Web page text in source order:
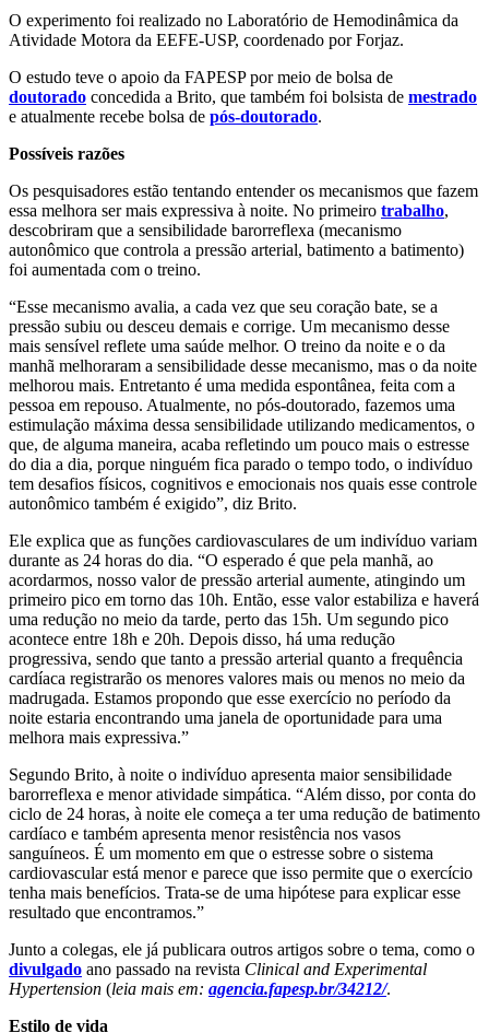
O experimento foi realizado no Laboratório de Hemodinâmica da
Atividade Motora da EEFE-USP, coordenado por Forjaz.
O estudo teve o apoio da FAPESP por meio de bolsa de
doutorado concedida a Brito, que também foi bolsista de mestrado
e atualmente recebe bolsa de pós-doutorado.
Possíveis razões
Os pesquisadores estão tentando entender os mecanismos que fazem
essa melhora ser mais expressiva à noite. No primeiro trabalho,
descobriram que a sensibilidade barorreflexa (mecanismo
autonômico que controla a pressão arterial, batimento a batimento)
foi aumentada com o treino.
“Esse mecanismo avalia, a cada vez que seu coração bate, se a
pressão subiu ou desceu demais e corrige. Um mecanismo desse
mais sensível reflete uma saúde melhor. O treino da noite e o da
manhã melhoraram a sensibilidade desse mecanismo, mas o da noite
melhorou mais. Entretanto é uma medida espontânea, feita com a
pessoa em repouso. Atualmente, no pós-doutorado, fazemos uma
estimulação máxima dessa sensibilidade utilizando medicamentos, o
que, de alguma maneira, acaba refletindo um pouco mais o estresse
do dia a dia, porque ninguém fica parado o tempo todo, o indivíduo
tem desafios físicos, cognitivos e emocionais nos quais esse controle
autonômico também é exigido”, diz Brito.
Ele explica que as funções cardiovasculares de um indivíduo variam
durante as 24 horas do dia. “O esperado é que pela manhã, ao
acordarmos, nosso valor de pressão arterial aumente, atingindo um
primeiro pico em torno das 10h. Então, esse valor estabiliza e haverá
uma redução no meio da tarde, perto das 15h. Um segundo pico
acontece entre 18h e 20h. Depois disso, há uma redução
progressiva, sendo que tanto a pressão arterial quanto a frequência
cardíaca registrarão os menores valores mais ou menos no meio da
madrugada. Estamos propondo que esse exercício no período da
noite estaria encontrando uma janela de oportunidade para uma
melhora mais expressiva.”
Segundo Brito, à noite o indivíduo apresenta maior sensibilidade
barorreflexa e menor atividade simpática. “Além disso, por conta do
ciclo de 24 horas, à noite ele começa a ter uma redução de batimento
cardíaco e também apresenta menor resistência nos vasos
sanguíneos. É um momento em que o estresse sobre o sistema
cardiovascular está menor e parece que isso permite que o exercício
tenha mais benefícios. Trata-se de uma hipótese para explicar esse
resultado que encontramos.”
Junto a colegas, ele já publicara outros artigos sobre o tema, como o
divulgado ano passado na revista Clinical and Experimental
Hypertension (leia mais em: agencia.fapesp.br/34212/.
Estilo de vida